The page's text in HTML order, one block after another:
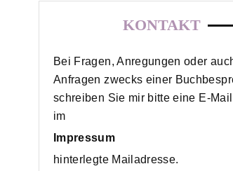
KONTAKT
Bei Fragen, Anregungen oder
Anfragen zwecks einer
schreiben Sie mir bitte eine E-
im
Impressum
hinterlegte Mailadresse.